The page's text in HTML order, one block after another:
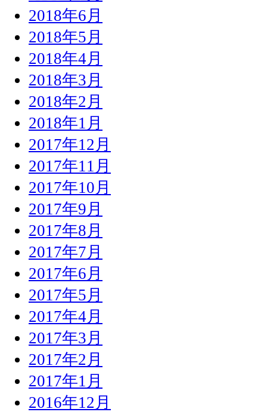
2018年6月
2018年5月
2018年4月
2018年3月
2018年2月
2018年1月
2017年12月
2017年11月
2017年10月
2017年9月
2017年8月
2017年7月
2017年6月
2017年5月
2017年4月
2017年3月
2017年2月
2017年1月
2016年12月